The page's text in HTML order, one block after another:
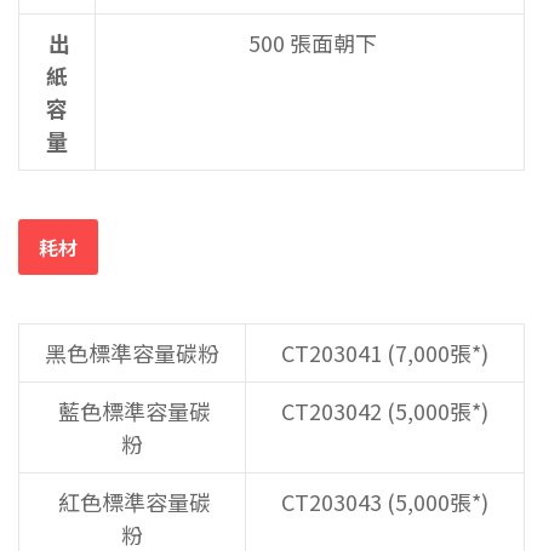
出
紙
容
量
500 張面朝下
耗材
黑色標準容量碳粉
CT203041 (7,000張*)
藍色標準容量碳
粉
CT203042 (5,000張*)
紅色標準容量碳
粉
CT203043 (5,000張*)